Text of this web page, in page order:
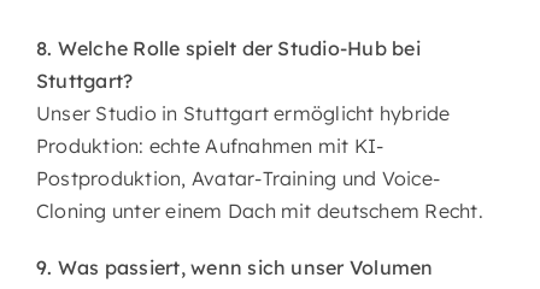
8. Welche Rolle spielt der Studio-Hub bei
Stuttgart?
Unser Studio in Stuttgart ermöglicht hybride
Produktion: echte Aufnahmen mit KI-
Postproduktion, Avatar-Training und Voice-
Cloning unter einem Dach mit deutschem Recht.
9. Was passiert, wenn sich unser Volumen